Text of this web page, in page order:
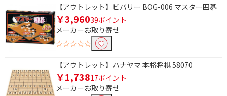
【アウトレット】ビバリー BOG-006 マスター囲碁
￥3,96039ポイント
メーカーお取り寄せ
☆☆☆☆☆
【アウトレット】ハナヤマ 本格将棋 58070
￥1,73817ポイント
メーカーお取り寄せ
を除外して検索します。
価格で絞り込む
円